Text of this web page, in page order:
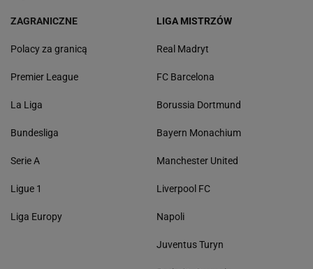
ZAGRANICZNE
Polacy za granicą
Premier League
La Liga
Bundesliga
Serie A
Ligue 1
Liga Europy
LIGA MISTRZÓW
Real Madryt
FC Barcelona
Borussia Dortmund
Bayern Monachium
Manchester United
Liverpool FC
Napoli
Juventus Turyn